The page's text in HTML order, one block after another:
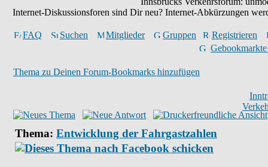
Internet-Diskussionsforen sind Dir neu? Internet-Abkürzungen
FAQ Suchen Mitglieder Gruppen
Registrieren
Thema zu Deinen Forum-Bookmarks hinzufügen
Thema: Entwicklung der Fahrgastzahlen